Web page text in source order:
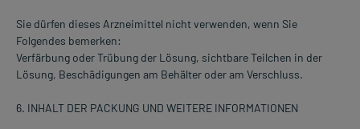
Sie dürfen dieses Arzneimittel nicht verwenden, wenn Sie
Folgendes bemerken:
Verfärbung oder Trübung der Lösung, sichtbare Teilchen in der
Lösung, Beschädigungen am Behälter oder am Verschluss.
6. INHALT DER PACKUNG UND WEITERE INFORMATIONEN